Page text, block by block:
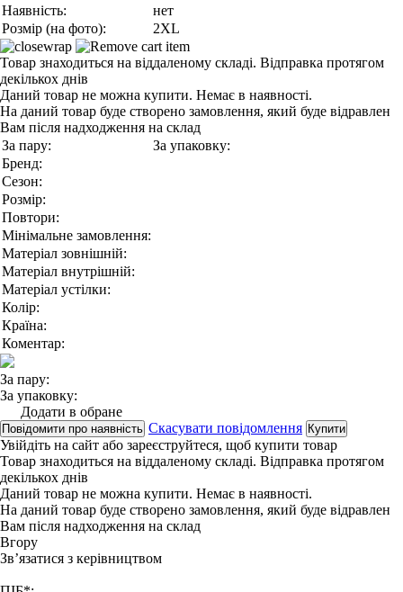
Наявність:
нет
Розмір (на фото):
2XL
Товар знаходиться на віддаленому складі. Відправка протягом
декількох днів
Даний товар не можна купити. Немає в наявності.
На даний товар буде створено замовлення, який буде відравлен
Вам після надходження на склад
За пару:
За упаковку:
Бренд:
Сезон:
Розмір:
Повтори:
Мінімальне замовлення:
Матеріал зовнішній:
Матеріал внутрішній:
Матеріал устілки:
Колір:
Країна:
Коментар:
За пару:
За упаковку:
Додати в обране
Повідомити про наявність Скасувати повідомлення Купити
Увійдіть на сайт або зареєструйтеся, щоб купити товар
Товар знаходиться на віддаленому складі. Відправка протягом
декількох днів
Даний товар не можна купити. Немає в наявності.
На даний товар буде створено замовлення, який буде відравлен
Вам після надходження на склад
Вгору
Зв’язатися з керівництвом